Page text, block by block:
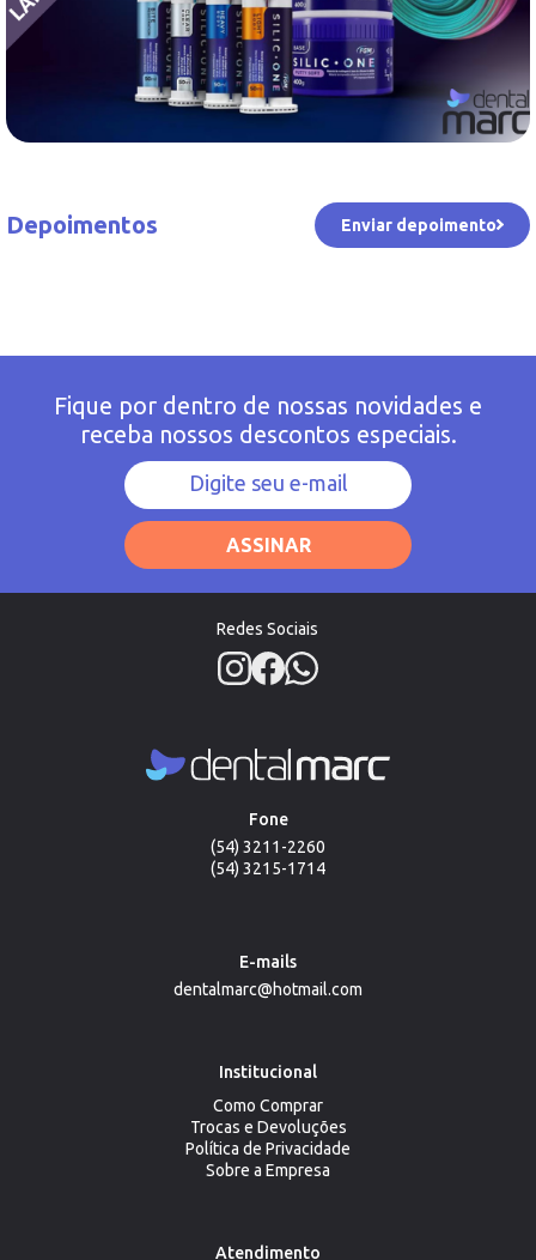
Depoimentos Enviar depoimento
Fique por dentro de nossas novidades e
receba nossos descontos especiais.
ASSINAR
Redes Sociais
Fone
(54) 3211-2260
(54) 3215-1714
E-mails
dentalmarc@hotmail.com
Institucional
Como Comprar
Trocas e Devoluções
Política de Privacidade
Sobre a Empresa
Atendimento